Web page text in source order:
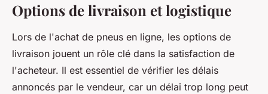
Options de livraison et logistique
Lors de l'achat de pneus en ligne, les options de
livraison jouent un rôle clé dans la satisfaction de
l'acheteur. Il est essentiel de vérifier les délais
annoncés par le vendeur, car un délai trop long peut